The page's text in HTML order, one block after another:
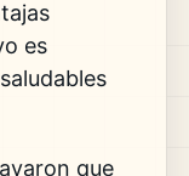
es
que